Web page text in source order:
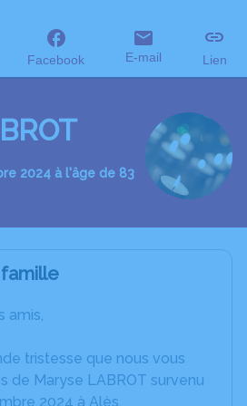
Facebook E-mail Lien
2024 à l'âge de 83
amis,
tristesse que nous vous
de Maryse LABROT survenu
2024 à Alès.